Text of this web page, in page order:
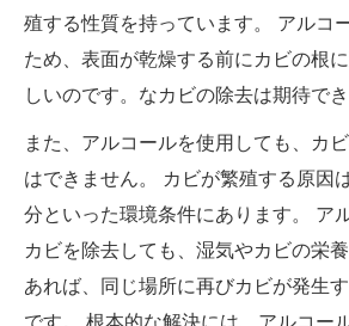
殖する性質を持っています。 アルコ
ため、表面が乾燥する前にカビの根
しいのです。なカビの除去は期待でき
また、アルコールを使用しても、カ
はできません。 カビが繁殖する原因
分といった環境条件にあります。 ア
カビを除去しても、湿気やカビの栄
あれば、同じ場所に再びカビが発生